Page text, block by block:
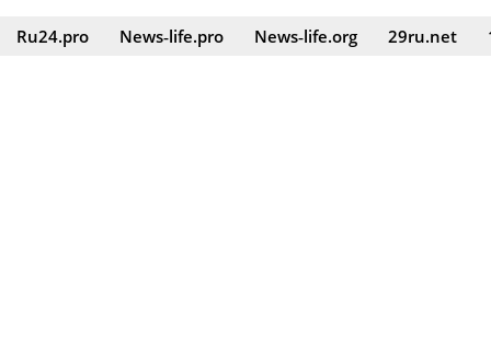
Ru24.pro News‑life.pro News‑life.org 29ru.net